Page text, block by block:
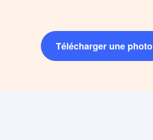
Télécharger une photo